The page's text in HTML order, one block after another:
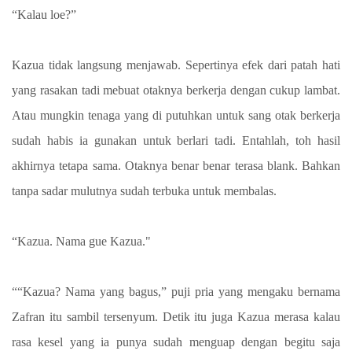
“Kalau loe?”
Kazua tidak langsung menjawab. Sepertinya efek dari patah hati
yang rasakan tadi mebuat otaknya berkerja dengan cukup lambat.
Atau mungkin tenaga yang di putuhkan untuk sang otak berkerja
sudah habis ia gunakan untuk berlari tadi. Entahlah, toh hasil
akhirnya tetapa sama. Otaknya benar benar terasa blank. Bahkan
tanpa sadar mulutnya sudah terbuka untuk membalas.
“Kazua. Nama gue Kazua."
““Kazua? Nama yang bagus,” puji pria yang mengaku bernama
Zafran itu sambil tersenyum. Detik itu juga Kazua merasa kalau
rasa kesel yang ia punya sudah menguap dengan begitu saja